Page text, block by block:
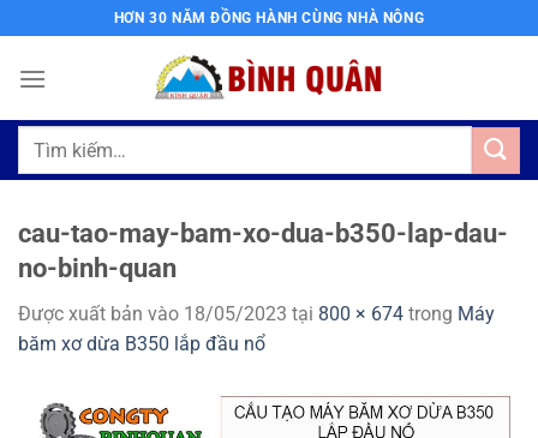
qua
nội
HƠN 30 NĂM ĐỒNG HÀNH CÙNG NHÀ NÔNG
Tìm
cau-tao-may-bam-xo-dua-b350-lap-dau-
no-binh-quan
Được xuất bản vào 18/05/2023 tại 800 × 674 trong Máy
băm xơ dừa B350 lắp đầu nổ